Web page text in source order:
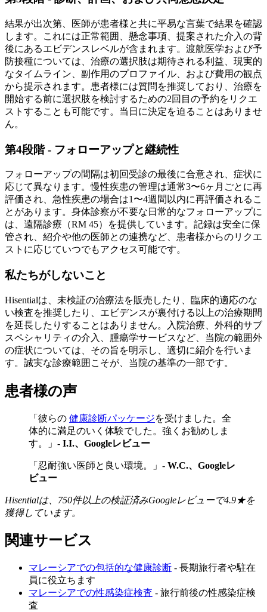
結果が出次第、医師が患者様と共に平易な言葉で結果を確認
します。これには正常範囲、懸念事項、提案された介入の背
後にあるエビデンスレベルが含まれます。渡航医学および予
防接種については、治療の選択肢は期待される利益、現実的
なタイムライン、副作用のプロファイル、および費用の観点
から提示されます。患者様には質問を推奨しており、治療を
開始する前に選択肢を検討するための2回目の予約をリクエ
ストすることも可能です。当日に決定を迫ることはありませ
ん。
第4段階 - フォローアップと継続性
フォローアップの間隔は初回受診の最後に合意され、症状に
応じて異なります。慢性疾患の管理は通常3〜6ヶ月ごとに再
評価され、急性疾患の場合は1〜4週間以内に再評価されるこ
とがあります。身体診察が不要な日常的なフォローアップに
は、遠隔診療（RM 45）を提供しています。記録は安全に保
管され、紹介や他の医師との連携など、患者様からのリクエ
ストに応じていつでもアクセス可能です。
私たちがしないこと
Hisentialは、未検証の治療法を販売したり、臨床的適応のな
い検査を推奨したり、エビデンスが裏付ける以上の治療期間
を延長したりすることはありません。入院治療、外科的サブ
スペシャリティの介入、腫瘍学サービスなど、当院の範囲外
の症状については、その旨を明示し、適切に紹介を行いま
す。誠実な診療範囲こそが、当院の基準の一部です。
患者様の声
「彼らの 健康診断パッケージを受けました。全
体的に満足のいく体験でした。強くお勧めしま
す。」- I.I.、Googleレビュー
「忍耐強い医師と良い環境。」- W.C.、Googleレ
ビュー
Hisentialは、750件以上の検証済みGoogleレビューで4.9★を
獲得しています。
関連サービス
マレーシアでの包括的な健康診断 - 長期旅行者や駐在
員に役立ちます
マレーシアでの性感染症検査 - 旅行前後の性感染症検
査